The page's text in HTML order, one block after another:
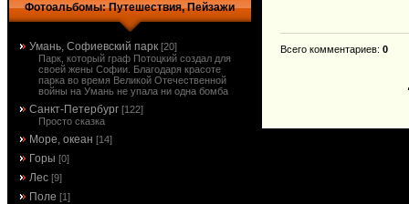
Фотоальбомы: Путешествия, Пейзажи
Умань, Софиевский парк [20]
Парк, который граф Потоцкий создал для
своей жены Софии. Благодаря красоте
парка во время Великой Отечественной
войны на Умань не упала ни одна бомба
Санкт-Петербург [122]
Просто сказка
Море, океан [14]
Горы [0]
Лес [9]
Поле [1]
Всего комментариев: 0